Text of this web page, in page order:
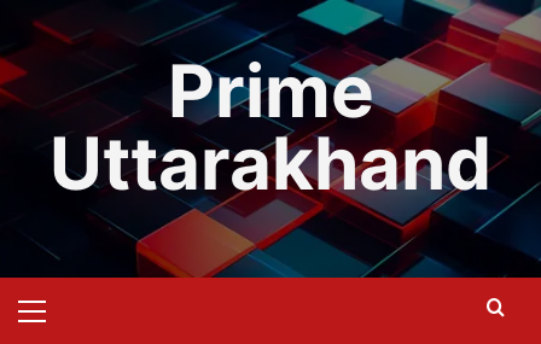
content
Prime
Uttarakhand
Menu